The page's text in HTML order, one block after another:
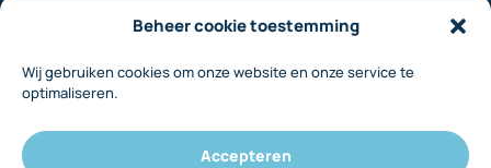
Beheer cookie toestemming
Wij gebruiken cookies om onze website en onze service te
optimaliseren.
Accepteren
Over ons